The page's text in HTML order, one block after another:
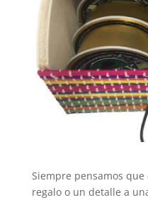
Siempre pensamos
regalo o un detalle a